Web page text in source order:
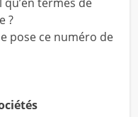
?
pose ce numéro de